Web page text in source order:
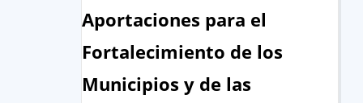
Aportaciones para el
Fortalecimiento de los
Municipios y de las